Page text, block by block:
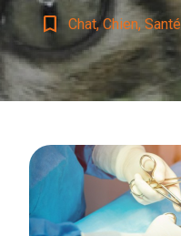
bookmark_border Chat, Chien, Santé